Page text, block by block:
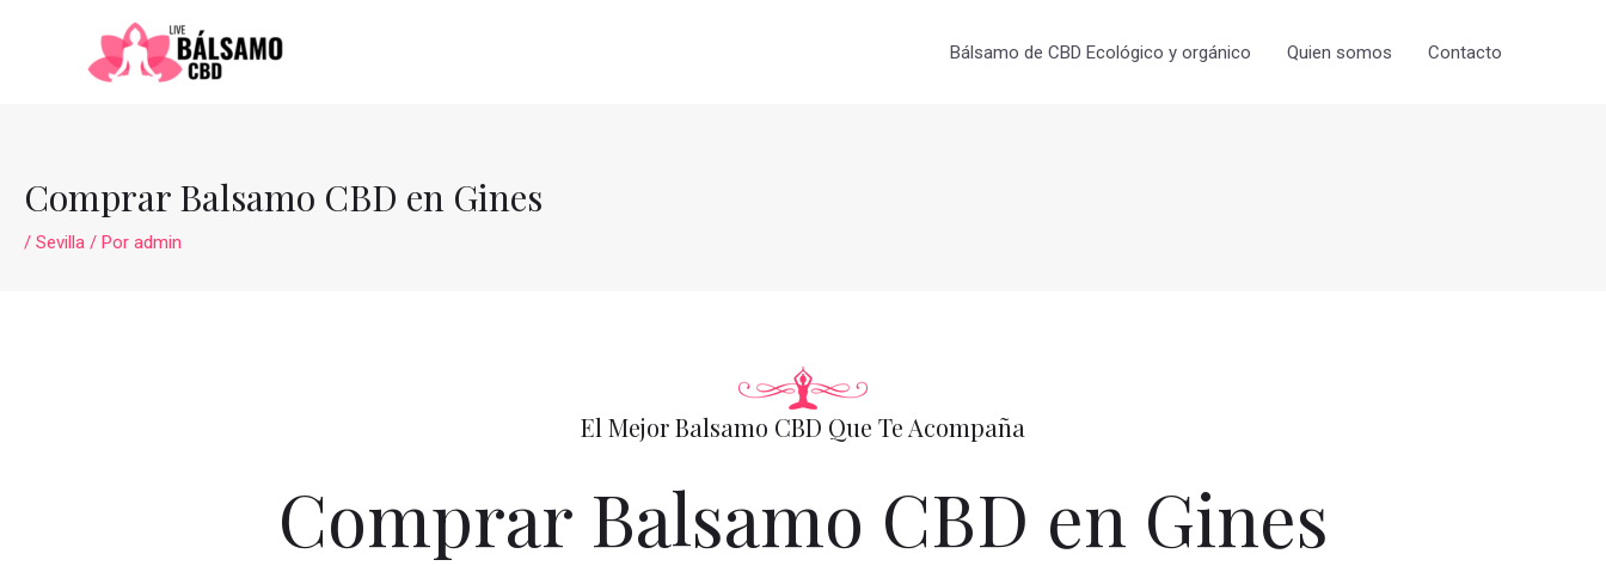
Bálsamo de CBD Ecológico y orgánico Quien somos Contacto
Comprar Balsamo CBD en Gines
/ Sevilla / Por admin
El Mejor Balsamo CBD Que Te Acompaña
Comprar Balsamo CBD en Gines